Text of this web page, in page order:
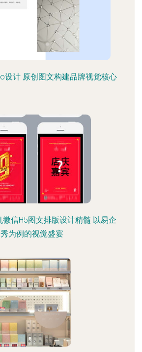
设计 原创图文构建品牌视觉核心
信H5图文排版设计精髓 以易企
秀为例的视觉盛宴